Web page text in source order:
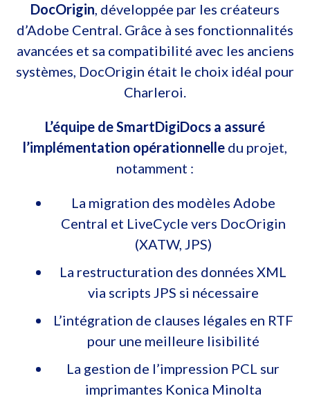
DocOrigin, développée par les créateurs
d’Adobe Central. Grâce à ses fonctionnalités
avancées et sa compatibilité avec les anciens
systèmes, DocOrigin était le choix idéal pour
Charleroi.
L’équipe de SmartDigiDocs a assuré
l’implémentation opérationnelle du projet,
notamment :
La migration des modèles Adobe
Central et LiveCycle vers DocOrigin
(XATW, JPS)
La restructuration des données XML
via scripts JPS si nécessaire
L’intégration de clauses légales en RTF
pour une meilleure lisibilité
La gestion de l’impression PCL sur
imprimantes Konica Minolta